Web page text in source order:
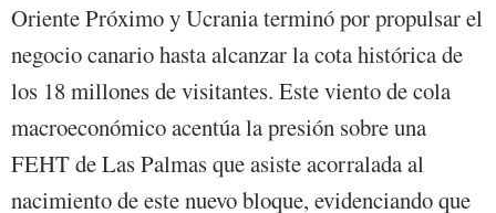
Oriente Próximo y Ucrania terminó por propulsar el
negocio canario hasta alcanzar la cota histórica de
los 18 millones de visitantes. Este viento de cola
macroeconómico acentúa la presión sobre una
FEHT de Las Palmas que asiste acorralada al
nacimiento de este nuevo bloque, evidenciando que